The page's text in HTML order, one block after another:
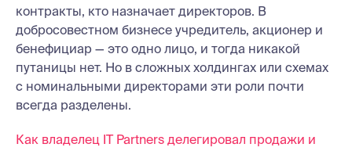
контракты, кто назначает директоров. В
добросовестном бизнесе учредитель, акционер и
бенефициар — это одно лицо, и тогда никакой
путаницы нет. Но в сложных холдингах или схемах
с номинальными директорами эти роли почти
всегда разделены.
Как владелец IT Partners делегировал продажи и